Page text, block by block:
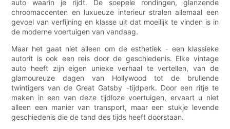
auto waarin je rijdt. De soepele rondingen, glanzende
chroomaccenten en luxueuze interieur stralen allemaal een
gevoel van verfijning en klasse uit dat moeilijk te vinden is in
de moderne voertuigen van vandaag.
Maar het gaat niet alleen om de esthetiek - een klassieke
autorit is ook een reis door de geschiedenis. Elke vintage
auto heeft zijn eigen unieke verhaal te vertellen, van de
glamoureuze dagen van Hollywood tot de brullende
twintigers van de Great Gatsby -tijdperk. Door een ritje te
maken in een van deze tijdloze voertuigen, ervaart u niet
alleen een manier van transport, maar een stukje levende
geschiedenis die de tand des tijds heeft doorstaan.